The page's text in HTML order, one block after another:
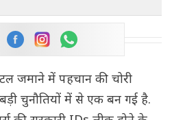
जमाने में पहचान की चोरी
चुनौतियों में से एक बन गई है.